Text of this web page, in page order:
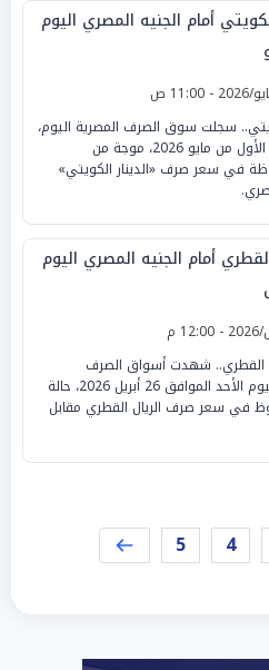
أمام الجنيه المصري اليوم
سجلت سوق الصرف المصرية اليوم،
الجمعة الموافق الأول من مايو 2026، موجة من
في سعر صرف «الدينار الكويتي»
أمام الجنيه المصري اليوم
القطري.. شهدت أسواق الصرف
المصرية، صباح اليوم الأحد الموافق 26 أبريل 2026، حالة
في سعر صرف الريال القطري مقابل
4
5